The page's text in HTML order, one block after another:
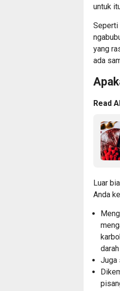
untuk
Seperti
yang
ada
Read
Luar
Anda
Juga